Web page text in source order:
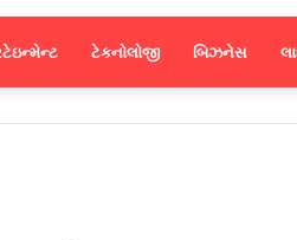
ટેકનોલોજી બિઝનેસ